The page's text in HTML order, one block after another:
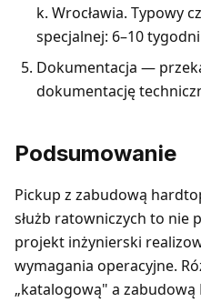
k. Wrocławia. Typowy
specjalnej: 6–10
Dokumentacja —
dokumentację
Podsumowanie
Pickup z zabudową
służb ratowniczych to
projekt inżynierski
wymagania operacyjne.
„katalogową" a zabudową